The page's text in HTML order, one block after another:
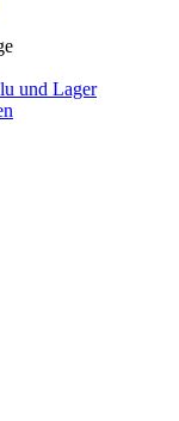
und Lager